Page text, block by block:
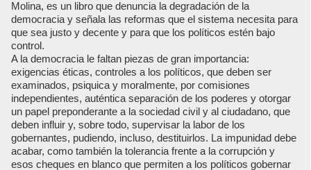
Molina, es un libro que denuncia la degradación de la
democracia y señala las reformas que el sistema necesita para
que sea justo y decente y para que los políticos estén bajo
control.
A la democracia le faltan piezas de gran importancia:
exigencias éticas, controles a los políticos, que deben ser
examinados, psiquica y moralmente, por comisiones
independientes, auténtica separación de los poderes y otorgar
un papel preponderante a la sociedad civil y al ciudadano, que
deben influir y, sobre todo, supervisar la labor de los
gobernantes, pudiendo, incluso, destituirlos. La impunidad debe
acabar, como también la tolerancia frente a la corrupción y
esos cheques en blanco que permiten a los políticos gobernar